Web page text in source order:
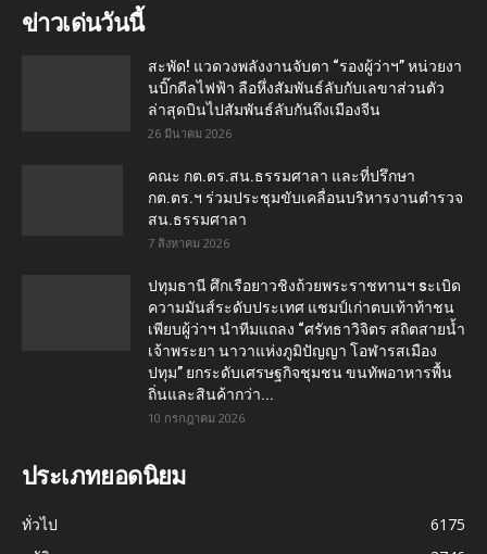
ข่าวเด่นวันนี้
สะพัด! แวดวงพลังงานจับตา “รองผู้ว่าฯ” หน่วยงา
นบิ๊กดีลไฟฟ้า ลือหึ่งสัมพันธ์ลับกับเลขาส่วนตัว
ล่าสุดบินไปสัมพันธ์ลับกันถึงเมืองจีน
26 มีนาคม 2026
คณะ กต.ตร.สน.ธรรมศาลา และที่ปรึกษา
กต.ตร.ฯ ร่วมประชุมขับเคลื่อนบริหารงานตำรวจ
สน.ธรรมศาลา
7 สิงหาคม 2026
ปทุมธานี ศึกเรือยาวชิงถ้วยพระราชทานฯ sะเบิด
ความมันส์ระดับประเทศ แชมป์เก่าตบเท้าท้าชน
เพียบผู้ว่าฯ นำทีมแถลง “ศรัทธาวิจิตร สถิตสายน้ำ
เจ้าพระยา นาวาแห่งภูมิปัญญา โอฬารสเมือง
ปทุม” ยกระดับเศรษฐกิจชุมชน ขนทัพอาหารพื้น
ถิ่นและสินค้ากว่า...
10 กรกฎาคม 2026
ประเภทยอดนิยม
ทั่วไป
6175